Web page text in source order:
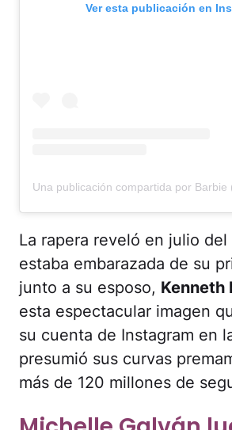
Ver esta publicación en
Una publicación compartida por Barbie
La rapera reveló en julio
estaba embarazada de su
junto a su esposo, Kenneth
esta espectacular imagen
su cuenta de Instagram en
presumió sus curvas
más de 120 millones de